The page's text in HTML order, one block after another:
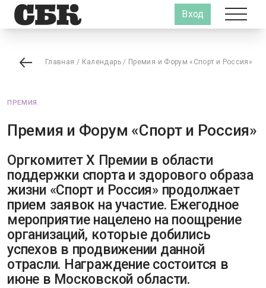
Вход
Главная / Календарь/ Премия и Форум «Спорт и Россия»
ПРЕМИЯ
Премия и Форум «Спорт и Россия»
Оргкомитет X Премии в области
поддержки спорта и здорового образа
жизни «Спорт и Россия» продолжает
прием заявок на участие. Ежегодное
мероприятие нацелено на поощрение
организаций, которые добились
успехов в продвижении данной
отрасли. Награждение состоится в
июне в Московской области.